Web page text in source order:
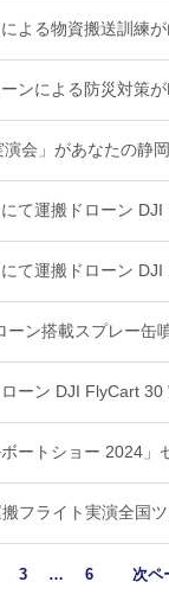
よる物資搬送訓練
ンによる防災対策
会」があなたの静
て運搬ドローン
て運搬ドローン
ン搭載スプレー缶
ーン DJI FlyCart
ートショー 2024
フライト実演全国
3 … 6 次ペ